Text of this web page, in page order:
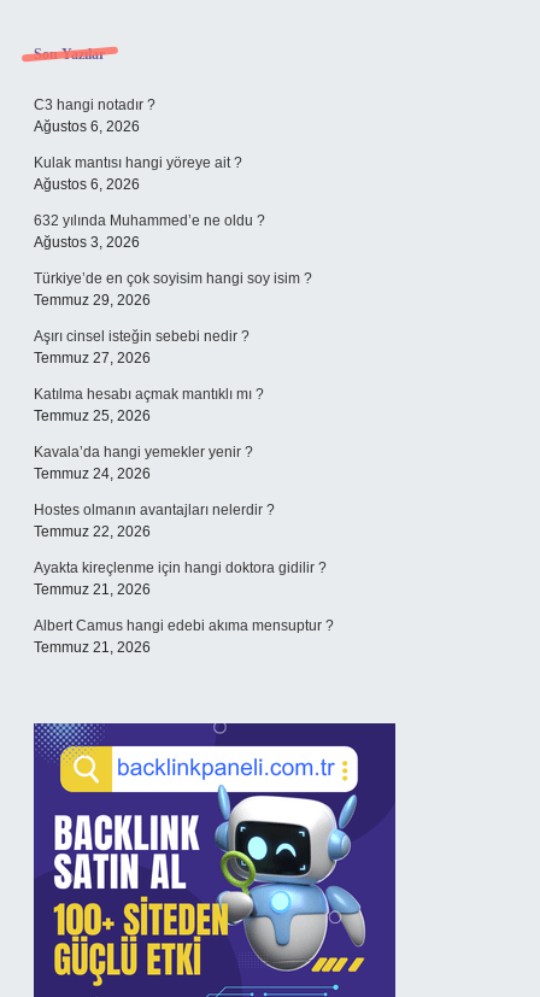
Sidebar
Son Yazılar
C3 hangi notadır ?
Ağustos 6, 2026
Kulak mantısı hangi yöreye ait ?
Ağustos 6, 2026
632 yılında Muhammed’e ne oldu ?
Ağustos 3, 2026
Türkiye’de en çok soyisim hangi soy isim ?
Temmuz 29, 2026
Aşırı cinsel isteğin sebebi nedir ?
Temmuz 27, 2026
Katılma hesabı açmak mantıklı mı ?
Temmuz 25, 2026
Kavala’da hangi yemekler yenir ?
Temmuz 24, 2026
Hostes olmanın avantajları nelerdir ?
Temmuz 22, 2026
Ayakta kireçlenme için hangi doktora gidilir ?
Temmuz 21, 2026
Albert Camus hangi edebi akıma mensuptur ?
Temmuz 21, 2026